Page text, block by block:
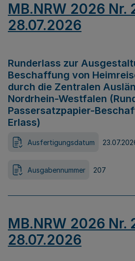
MB.NRW 2026 Nr.
28.07.2026
Runderlass zur
Beschaffung von
durch die Zentralen
Nordrhein-Westfalen
Passersatzpapier-
Erlass)
Ausfertigungsdatum
Ausgabennummer 207
MB.NRW 2026 Nr.
28.07.2026